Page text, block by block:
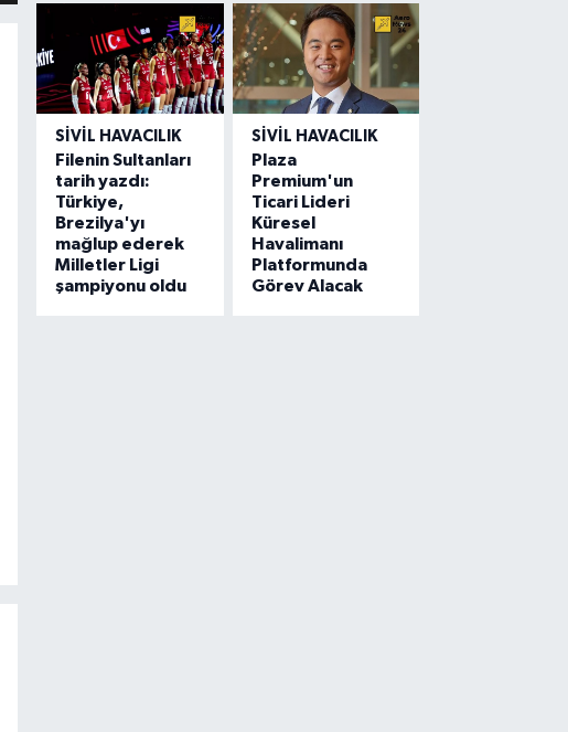
SIVIL HAVACILIK
Filenin Sultanları
tarih yazdı:
Türkiye,
Brezilya'yı
mağlup ederek
Milletler Ligi
şampiyonu oldu
SIVIL HAVACILIK
Plaza
Premium'un
Ticari Lideri
Küresel
Havalimanı
Platformunda
Görev Alacak